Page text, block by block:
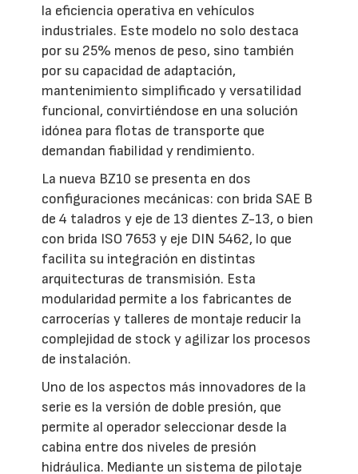
la eficiencia operativa en vehículos
industriales. Este modelo no solo destaca
por su 25% menos de peso, sino también
por su capacidad de adaptación,
mantenimiento simplificado y versatilidad
funcional, convirtiéndose en una solución
idónea para flotas de transporte que
demandan fiabilidad y rendimiento.
La nueva BZ10 se presenta en dos
configuraciones mecánicas: con brida SAE B
de 4 taladros y eje de 13 dientes Z-13, o bien
con brida ISO 7653 y eje DIN 5462, lo que
facilita su integración en distintas
arquitecturas de transmisión. Esta
modularidad permite a los fabricantes de
carrocerías y talleres de montaje reducir la
complejidad de stock y agilizar los procesos
de instalación.
Uno de los aspectos más innovadores de la
serie es la versión de doble presión, que
permite al operador seleccionar desde la
cabina entre dos niveles de presión
hidráulica. Mediante un sistema de pilotaje